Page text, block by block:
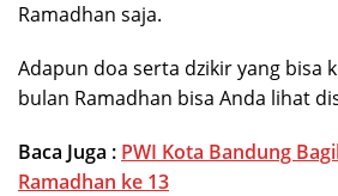
Ramadhan saja.
Adapun doa serta dzikir yang bisa
bulan Ramadhan bisa Anda lihat
Baca Juga : PWI Kota Bandung
Ramadhan ke 13